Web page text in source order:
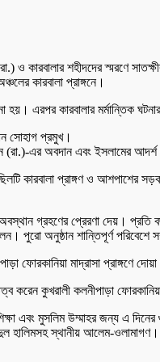
কারবালার শহীদদের স্মরণে
কারবালা প্রাঙ্গনে।
এরপর কারবালার মর্মান্তিক
সোহাগ প্রমুখ।
এর অবদান এবং ইসলামের আদর্শ
কারবালা প্রাঙ্গণ ও আশপাশের
গ্রহণের প্রেরণা দেয়। প্রতি
পুরো অনুষ্ঠান শান্তিপূর্ণ পরিবেশে
ফোরকানিয়া মাদ্রাসা প্রাঙ্গণে
করেন কুখরালী কলনীপাড়া
এবং মুসলিম উম্মাহর জন্য এ
হালিমসহ স্থানীয় আলেম-ওলামাগণ।